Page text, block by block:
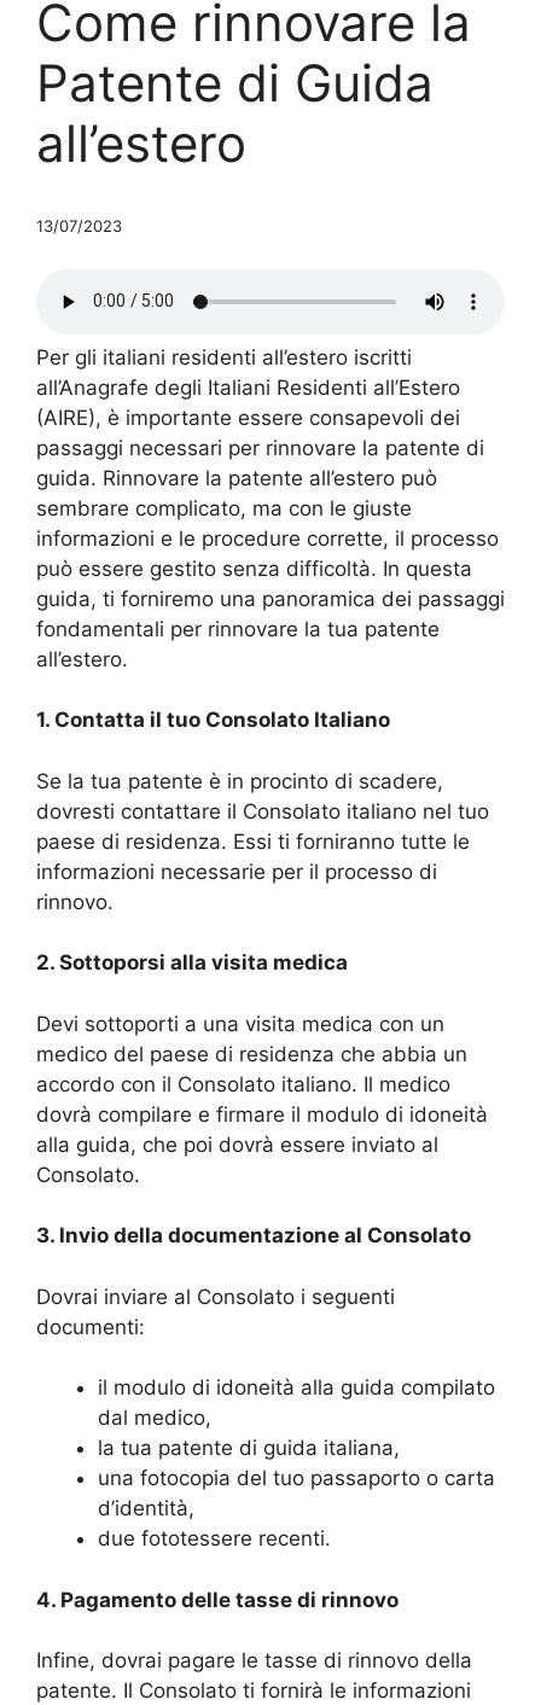
Come rinnovare la
Patente di Guida
all’estero
13/07/2023
Per gli italiani residenti all’estero iscritti
all’Anagrafe degli Italiani Residenti all’Estero
(AIRE), è importante essere consapevoli dei
passaggi necessari per rinnovare la patente di
guida. Rinnovare la patente all’estero può
sembrare complicato, ma con le giuste
informazioni e le procedure corrette, il processo
può essere gestito senza difficoltà. In questa
guida, ti forniremo una panoramica dei passaggi
fondamentali per rinnovare la tua patente
all’estero.
1. Contatta il tuo Consolato Italiano
Se la tua patente è in procinto di scadere,
dovresti contattare il Consolato italiano nel tuo
paese di residenza. Essi ti forniranno tutte le
informazioni necessarie per il processo di
rinnovo.
2. Sottoporsi alla visita medica
Devi sottoporti a una visita medica con un
medico del paese di residenza che abbia un
accordo con il Consolato italiano. Il medico
dovrà compilare e firmare il modulo di idoneità
alla guida, che poi dovrà essere inviato al
Consolato.
3. Invio della documentazione al Consolato
Dovrai inviare al Consolato i seguenti
documenti:
il modulo di idoneità alla guida compilato
dal medico,
la tua patente di guida italiana,
una fotocopia del tuo passaporto o carta
d’identità,
due fototessere recenti.
4. Pagamento delle tasse di rinnovo
Infine, dovrai pagare le tasse di rinnovo della
patente. Il Consolato ti fornirà le informazioni